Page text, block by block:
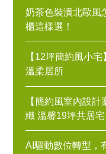
奶茶色裝潢北歐風
櫃這樣選！
【12坪簡約風小
溫柔居所
【簡約風室內設
織 溫馨19坪共居宅
AI驅動數位轉型，